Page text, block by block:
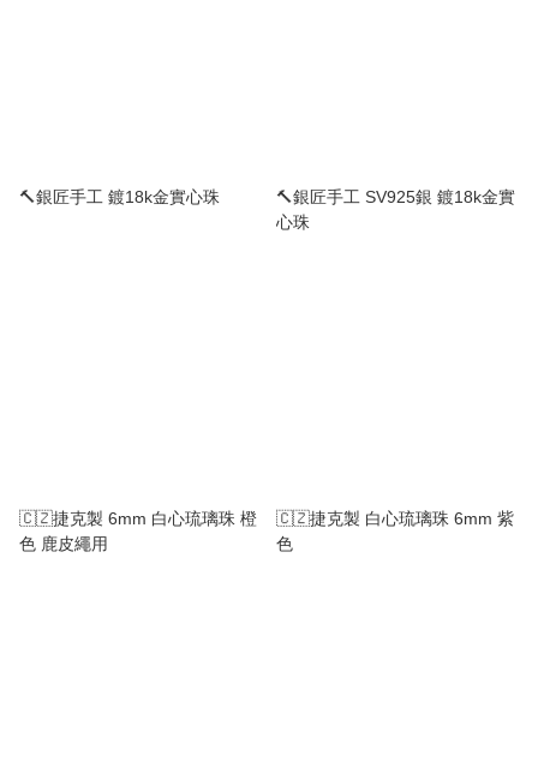
🔨銀匠手工 鍍18k金實心珠
🔨銀匠手工 SV925銀 鍍18k金實
心珠
🇨🇿捷克製 6mm 白心琉璃珠 橙
色 鹿皮繩用
🇨🇿捷克製 白心琉璃珠 6mm 紫
色